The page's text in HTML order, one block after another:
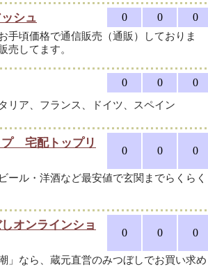
シュ 0 0 0
手頃価格で通信販売（通販）しておりま
売してます。
0 0 0
リア、フランス、ドイツ、スペイン
プ 宅配トップリ
0 0 0
・洋酒など最安値で玄関までらくらく
オンラインショ
0 0 0
」なら、蔵元直営のみつぼしでお買い求め